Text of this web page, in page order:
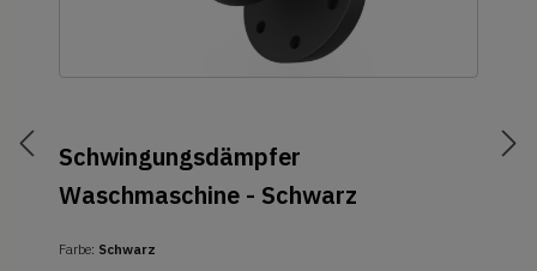
Schwingungsdämpfer
Waschmaschine - Schwarz
Farbe: Schwarz